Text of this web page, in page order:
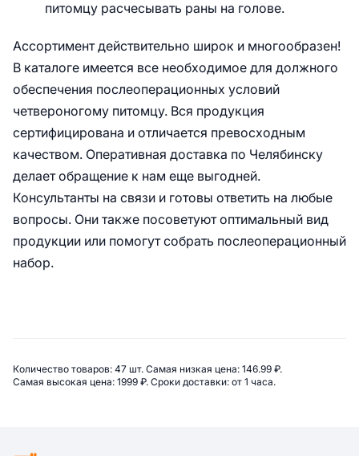
питомцу расчесывать раны на голове.
Ассортимент действительно широк и многообразен!
В каталоге имеется все необходимое для должного
обеспечения послеоперационных условий
четвероногому питомцу. Вся продукция
сертифицирована и отличается превосходным
качеством. Оперативная доставка по Челябинску
делает обращение к нам еще выгодней.
Консультанты на связи и готовы ответить на любые
вопросы. Они также посоветуют оптимальный вид
продукции или помогут собрать послеоперационный
набор.
Сводная информация по
Количество товаров: 47 шт. Самая низкая цена: 146.99 ₽.
Самая высокая цена: 1999 ₽. Сроки доставки: от 1 часа.